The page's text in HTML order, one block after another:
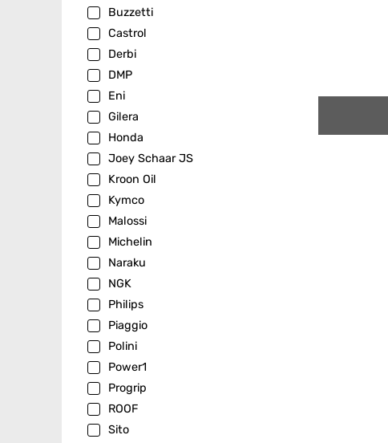
Buzzetti
Castrol
Derbi
DMP
Eni
Gilera
Honda
Joey Schaar JS
Kroon Oil
Kymco
Malossi
Michelin
Naraku
NGK
Philips
Piaggio
Polini
Power1
Progrip
ROOF
Sito